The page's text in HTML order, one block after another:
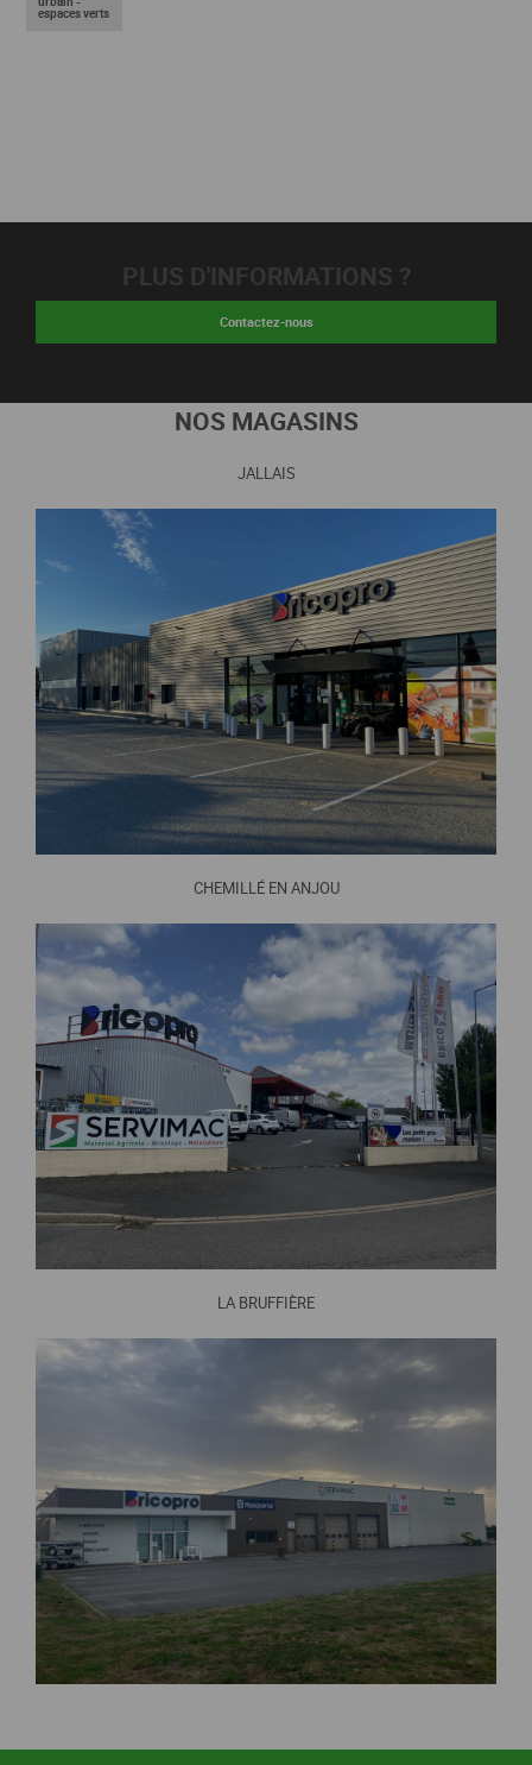
espaces verts
PLUS D'INFORMATIONS ?
Contactez-nous
NOS MAGASINS
JALLAIS
CHEMILLÉ EN ANJOU
LA BRUFFIÈRE